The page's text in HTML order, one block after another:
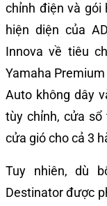
chỉnh điện và gói
hiện diện của
Innova về tiêu
Yamaha
Auto không dây
tùy chỉnh, cửa
cửa gió cho cả 3
Tuy nhiên, dù
Destinator được